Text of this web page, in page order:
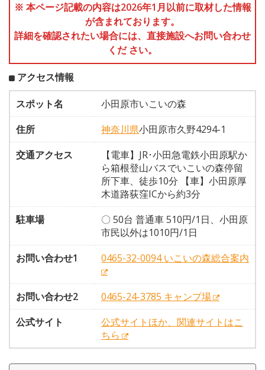
※ 本ページ記載の内容は2026年1月以前に取材した情報
が含まれております。
詳細を確認されたい場合には、直接施設へお問い合わせ
くだ さい。
アクセス情報
スポット名
小田原市いこいの森
住所
神奈川県小田原市久野4294-1
交通アクセス
【電車】JR･小田急電鉄小田原駅か
ら箱根登山バスでいこいの森停留
所下車、徒歩10分 【車】小田原厚
木道路荻窪ICから約3分
駐車場
〇 50台 普通車 510円/1日、小田原
市民以外は1010円/1日
お問い合わせ1
0465-32-0094 いこいの森総合案内
お問い合わせ2
0465-24-3785 キャンプ場
公式サイト
公式サイトほか、関連サイトはこ
ちら